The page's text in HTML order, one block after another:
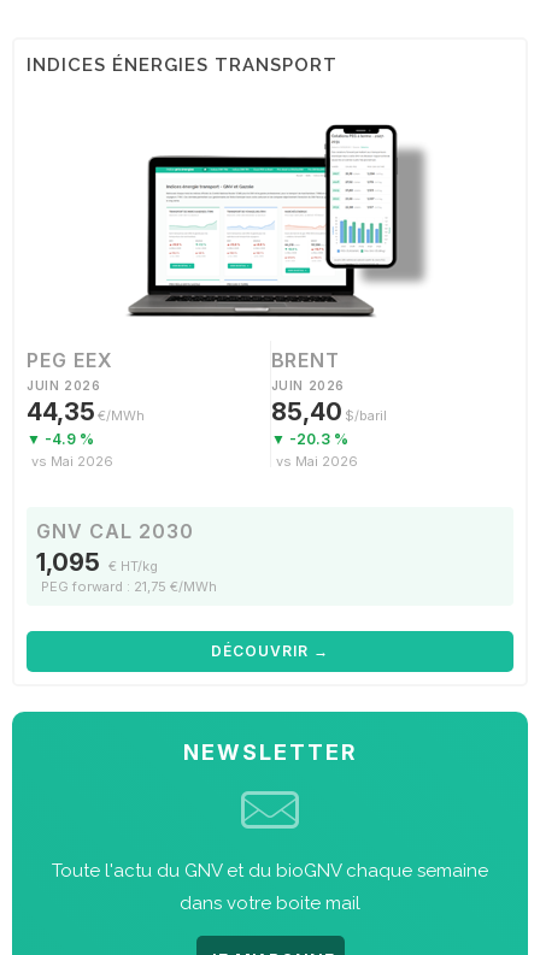
INDICES ÉNERGIES TRANSPORT
PEG EEX
JUIN 2026
44,35 €/MWh
▼ -4.9 %
vs Mai 2026
BRENT
JUIN 2026
85,40 $/baril
▼ -20.3 %
vs Mai 2026
GNV CAL 2030
1,095 € HT/kg
PEG forward : 21,75 €/MWh
DÉCOUVRIR →
NEWSLETTER
Toute l'actu du GNV et du bioGNV chaque semaine
dans votre boite mail